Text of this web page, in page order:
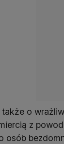
także o
z
osób